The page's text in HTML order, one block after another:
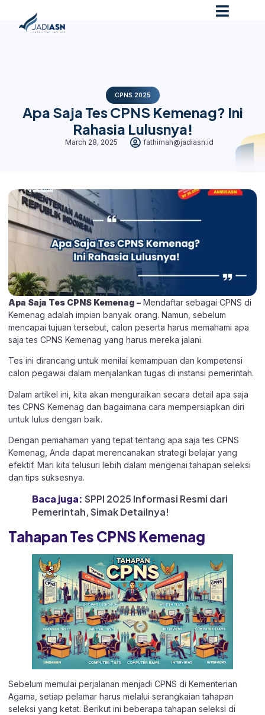
CPNS 2025
Apa Saja Tes CPNS Kemenag? Ini
Rahasia Lulusnya!
March 28, 2025 fathimah@jadiasn.id
Apa Saja Tes CPNS Kemenag – Mendaftar sebagai CPNS di
Kemenag adalah impian banyak orang. Namun, sebelum
mencapai tujuan tersebut, calon peserta harus memahami apa
saja tes CPNS Kemenag yang harus mereka jalani.
Tes ini dirancang untuk menilai kemampuan dan kompetensi
calon pegawai dalam menjalankan tugas di instansi pemerintah.
Dalam artikel ini, kita akan menguraikan secara detail apa saja
tes CPNS Kemenag dan bagaimana cara mempersiapkan diri
untuk lulus dengan baik.
Dengan pemahaman yang tepat tentang apa saja tes CPNS
Kemenag, Anda dapat merencanakan strategi belajar yang
efektif. Mari kita telusuri lebih dalam mengenai tahapan seleksi
dan tips suksesnya.
Baca juga: SPPI 2025 Informasi Resmi dari
Pemerintah, Simak Detailnya!
Tahapan Tes CPNS Kemenag
Sebelum memulai perjalanan menjadi CPNS di Kementerian
Agama, setiap pelamar harus melalui serangkaian tahapan
seleksi yang ketat. Berikut ini beberapa tahapan seleksi di